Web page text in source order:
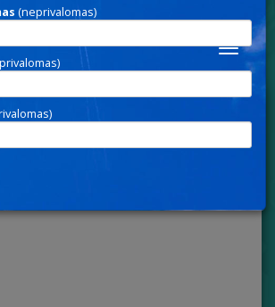
Rodyti paieškos parametrus
Toggle
474
(neprivalomas)